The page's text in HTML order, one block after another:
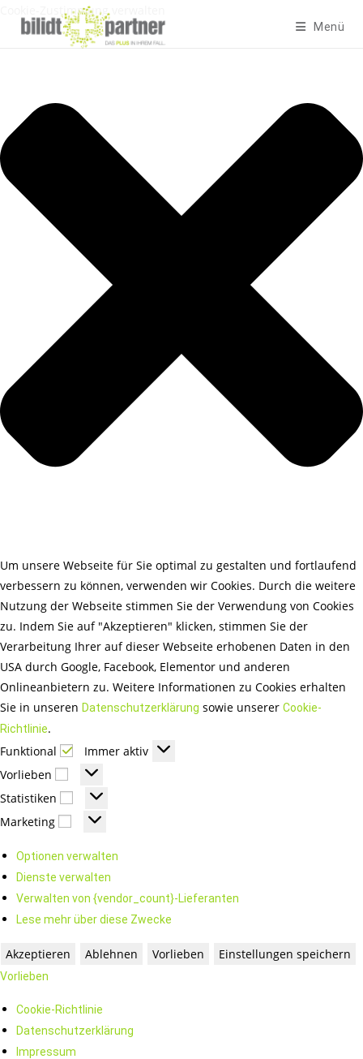
Cookie-Zustimmung verwalten
Um unsere Webseite für Sie optimal zu gestalten und fortlaufend
verbessern zu können, verwenden wir Cookies. Durch die weitere
Nutzung der Webseite stimmen Sie der Verwendung von Cookies
zu. Indem Sie auf "Akzeptieren" klicken, stimmen Sie der
Verarbeitung Ihrer auf dieser Webseite erhobenen Daten in den
USA durch Google, Facebook, Elementor und anderen
Onlineanbietern zu. Weitere Informationen zu Cookies erhalten
Sie in unseren Datenschutzerklärung sowie unserer Cookie-
Richtlinie.
Funktional
Immer aktiv
Vorlieben
Statistiken
Marketing
Optionen verwalten
Dienste verwalten
Verwalten von {vendor_count}-Lieferanten
Lese mehr über diese Zwecke
Akzeptieren Ablehnen Vorlieben Einstellungen speichern
Vorlieben
Cookie-Richtlinie
Datenschutzerklärung
Impressum
Menü